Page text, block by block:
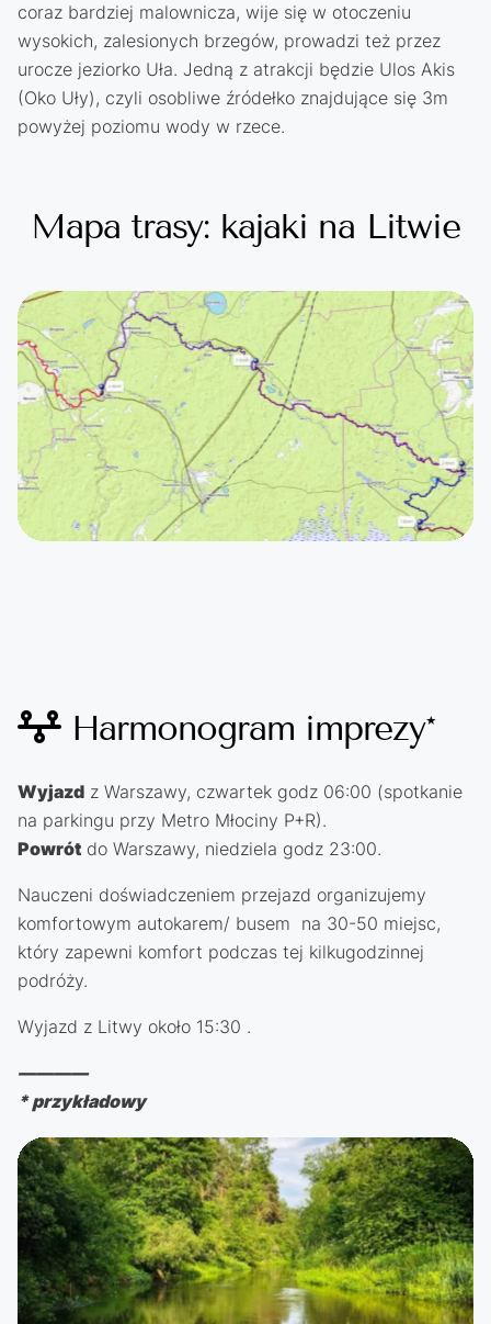
coraz bardziej malownicza, wije się w otoczeniu
wysokich, zalesionych brzegów, prowadzi też przez
urocze jeziorko Uła. Jedną z atrakcji będzie Ulos Akis
(Oko Uły), czyli osobliwe źródełko znajdujące się 3m
powyżej poziomu wody w rzece.
Mapa trasy: kajaki na Litwie
Harmonogram imprezy*
Wyjazd z Warszawy, czwartek godz 06:00 (spotkanie
na parkingu przy Metro Młociny P+R).
Powrót do Warszawy, niedziela godz 23:00.
Nauczeni doświadczeniem przejazd organizujemy
komfortowym autokarem/ busem na 30-50 miejsc,
który zapewni komfort podczas tej kilkugodzinnej
podróży.
Wyjazd z Litwy około 15:30 .
————
* przykładowy